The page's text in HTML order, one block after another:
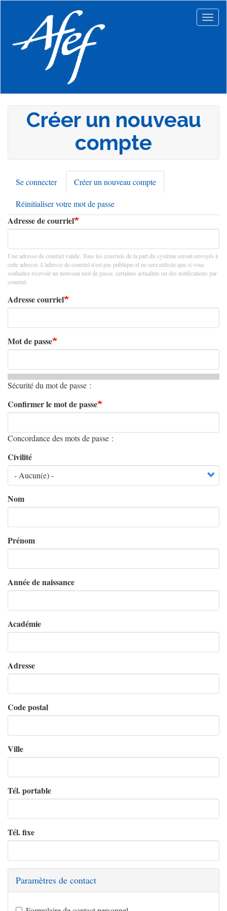
principal
Créer un nouveau
compte
Onglets
principaux
Se connecter Créer un nouveau compte
actif)
Réinitialiser votre mot de passe
Adresse de courriel
Une adresse de courriel valide. Tous les courriels de la part du système seront envoyés à
cette adresse. L'adresse de courriel n'est pas publique et ne sera utilisée que si vous
souhaitez recevoir un nouveau mot de passe, certaines actualités ou des notifications par
courriel.
Adresse courriel
Mot de passe
Sécurité du mot de passe :
Confirmer le mot de passe
Concordance des mots de passe :
Civilité
Nom
Prénom
Année de naissance
Académie
Adresse
Code postal
Ville
Tél. portable
Tél. fixe
Paramètres de contact